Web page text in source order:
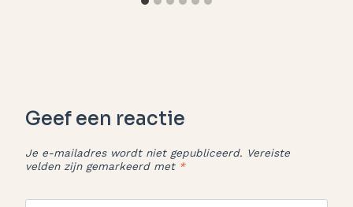
Geef een reactie
Je e-mailadres wordt niet gepubliceerd. Vereiste
velden zijn gemarkeerd met *